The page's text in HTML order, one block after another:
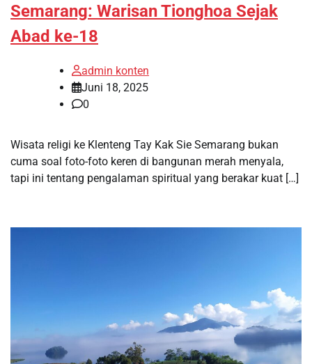
Semarang: Warisan Tionghoa Sejak
Abad ke-18
admin konten
Juni 18, 2025
0
Wisata religi ke Klenteng Tay Kak Sie Semarang bukan
cuma soal foto-foto keren di bangunan merah menyala,
tapi ini tentang pengalaman spiritual yang berakar kuat […]